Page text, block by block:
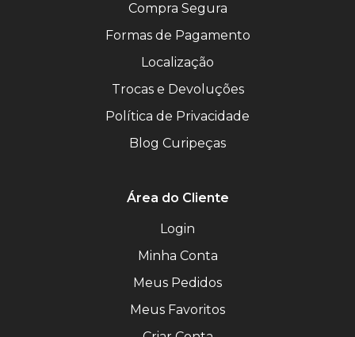
Compra Segura
Formas de Pagamento
Localização
Trocas e Devoluções
Política de Privacidade
Blog Curipeças
Área do Cliente
Login
Minha Conta
Meus Pedidos
Meus Favoritos